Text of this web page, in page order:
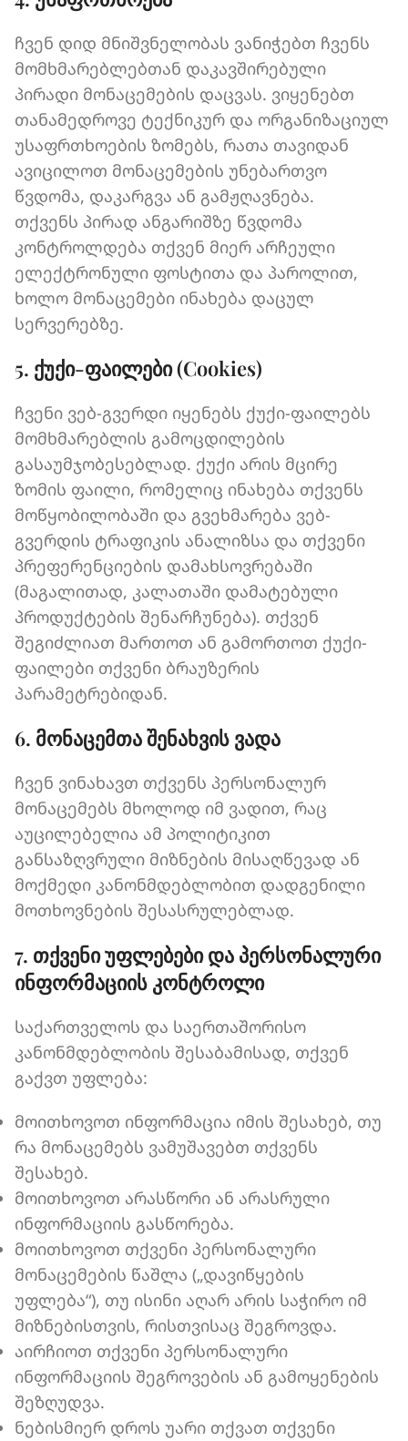
ჩვენ დიდ მნიშვნელობას ვანიჭებთ ჩვენს
მომხმარებლებთან დაკავშირებული
პირადი მონაცემების დაცვას. ვიყენებთ
თანამედროვე ტექნიკურ და ორგანიზაციულ
უსაფრთხოების ზომებს, რათა თავიდან
ავიცილოთ მონაცემების უნებართვო
წვდომა, დაკარგვა ან გამჟღავნება.
თქვენს პირად ანგარიშზე წვდომა
კონტროლდება თქვენ მიერ არჩეული
ელექტრონული ფოსტითა და პაროლით,
ხოლო მონაცემები ინახება დაცულ
სერვერებზე.
5. ქუქი-ფაილები (Cookies)
ჩვენი ვებ-გვერდი იყენებს ქუქი-ფაილებს
მომხმარებლის გამოცდილების
გასაუმჯობესებლად. ქუქი არის მცირე
ზომის ფაილი, რომელიც ინახება თქვენს
მოწყობილობაში და გვეხმარება ვებ-
გვერდის ტრაფიკის ანალიზსა და თქვენი
პრეფერენციების დამახსოვრებაში
(მაგალითად, კალათაში დამატებული
პროდუქტების შენარჩუნება). თქვენ
შეგიძლიათ მართოთ ან გამორთოთ ქუქი-
ფაილები თქვენი ბრაუზერის
პარამეტრებიდან.
6. მონაცემთა შენახვის ვადა
ჩვენ ვინახავთ თქვენს პერსონალურ
მონაცემებს მხოლოდ იმ ვადით, რაც
აუცილებელია ამ პოლიტიკით
განსაზღვრული მიზნების მისაღწევად ან
მოქმედი კანონმდებლობით დადგენილი
მოთხოვნების შესასრულებლად.
7. თქვენი უფლებები და პერსონალური
ინფორმაციის კონტროლი
საქართველოს და საერთაშორისო
კანონმდებლობის შესაბამისად, თქვენ
გაქვთ უფლება:
მოითხოვოთ ინფორმაცია იმის შესახებ, თუ
რა მონაცემებს ვამუშავებთ თქვენს
შესახებ.
მოითხოვოთ არასწორი ან არასრული
ინფორმაციის გასწორება.
მოითხოვოთ თქვენი პერსონალური
მონაცემების წაშლა („დავიწყების
უფლება“), თუ ისინი აღარ არის საჭირო იმ
მიზნებისთვის, რისთვისაც შეგროვდა.
აირჩიოთ თქვენი პერსონალური
ინფორმაციის შეგროვების ან გამოყენების
შეზღუდვა.
ნებისმიერ დროს უარი თქვათ თქვენი